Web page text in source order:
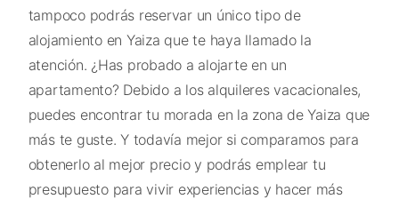
tampoco podrás reservar un único tipo de
alojamiento en Yaiza que te haya llamado la
atención. ¿Has probado a alojarte en un
apartamento? Debido a los alquileres vacacionales,
puedes encontrar tu morada en la zona de Yaiza que
más te guste. Y todavía mejor si comparamos para
obtenerlo al mejor precio y podrás emplear tu
presupuesto para vivir experiencias y hacer más